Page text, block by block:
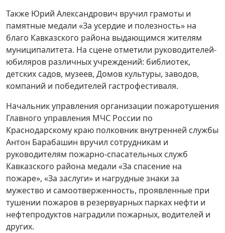
Также Юрий Александрович вручил грамоты и
памятные медали «За усердие и полезность» на
благо Кавказского района выдающимся жителям
муниципалитета. На сцене отметили руководителей-
юбиляров различных учреждений: библиотек,
детских садов, музеев, Домов культуры, заводов,
компаний и победителей гастрофестиваля.
Начальник управления организации пожаротушения
Главного управления МЧС России по
Краснодарскому краю полковник внутренней службы
Антон Барабашин вручил сотрудникам и
руководителям пожарно-спасательных служб
Кавказского района медали «За спасение на
пожаре», «За заслуги» и нагрудные знаки за
мужество и самоотверженность, проявленные при
тушении пожаров в резервуарных парках нефти и
нефтепродуктов наградили пожарных, водителей и
других.